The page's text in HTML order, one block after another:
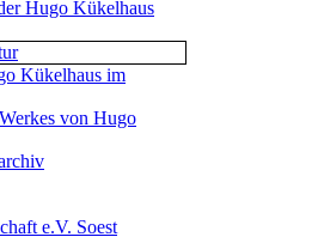
Hugo Kükelhaus
Kükelhaus im
von Hugo